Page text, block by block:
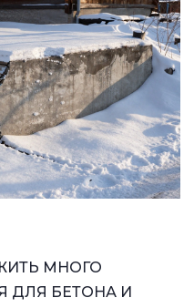
МНОГО
ДЛЯ БЕТОНА И